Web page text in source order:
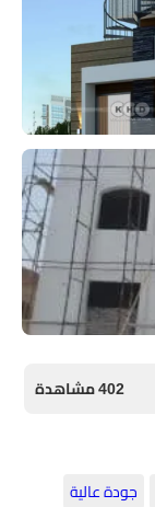
402 مشاهدة
جودة عالية